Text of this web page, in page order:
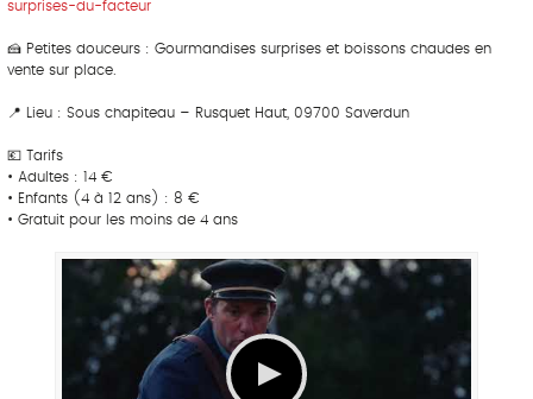
surprises-du-facteur
🍰 Petites douceurs : Gourmandises surprises et boissons chaudes en
vente sur place.
📍 Lieu : Sous chapiteau – Rusquet Haut, 09700 Saverdun
💶 Tarifs
• Adultes : 14 €
• Enfants (4 à 12 ans) : 8 €
• Gratuit pour les moins de 4 ans